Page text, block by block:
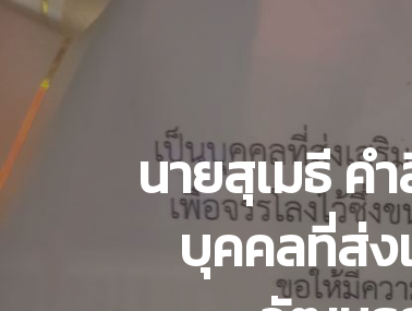
นายสุเมธี ค
บุคคลที่ส่ง